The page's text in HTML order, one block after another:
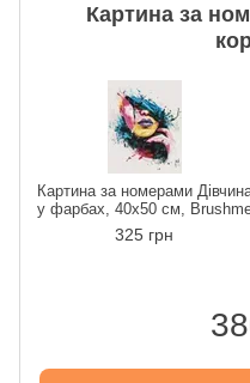
Картина за
Картина за номерами
у фарбах, 40х50 см,
325 грн